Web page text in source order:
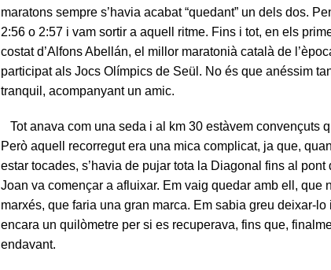
maratons sempre s’havia acabat “quedant” un dels dos.
2:56 o 2:57 i vam sortir a aquell ritme. Fins i tot, en els
costat d’Alfons Abellán, el millor maratonià català de
participat als Jocs Olímpics de Seül. No és que anéssim
tranquil, acompanyant un amic.
Tot anava com una seda i al km 30 estàvem convençuts
Però aquell recorregut era una mica complicat, ja que,
estar tocades, s’havia de pujar tota la Diagonal fins al pont
Joan va començar a afluixar. Em vaig quedar amb ell, que
marxés, que faria una gran marca. Em sabia greu deixar-lo
encara un quilòmetre per si es recuperava, fins que,
endavant.